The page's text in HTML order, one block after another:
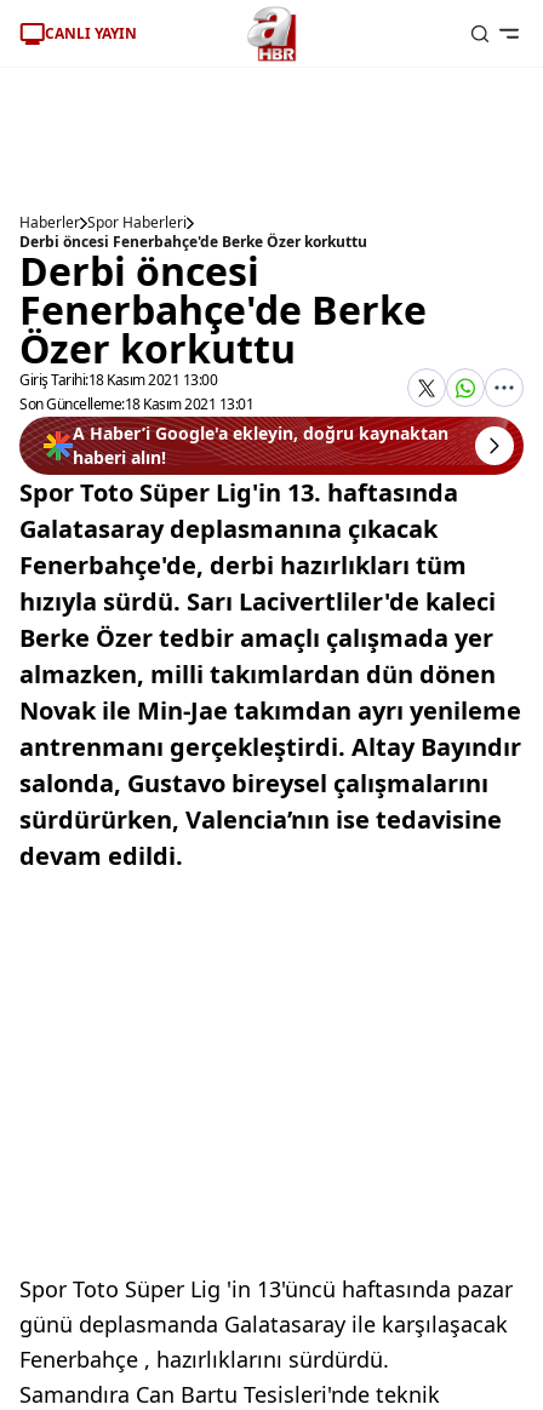
CANLI YAYIN
Haberler Spor Haberleri
Derbi öncesi Fenerbahçe'de Berke Özer korkuttu
Derbi öncesi
Fenerbahçe'de Berke
Özer korkuttu
Giriş Tarihi:18 Kasım 2021 13:00
Son Güncelleme:18 Kasım 2021 13:01
A Haber’i Google'a ekleyin, doğru kaynaktan
haberi alın!
Spor Toto Süper Lig'in 13. haftasında
Galatasaray deplasmanına çıkacak
Fenerbahçe'de, derbi hazırlıkları tüm
hızıyla sürdü. Sarı Lacivertliler'de kaleci
Berke Özer tedbir amaçlı çalışmada yer
almazken, milli takımlardan dün dönen
Novak ile Min-Jae takımdan ayrı yenileme
antrenmanı gerçekleştirdi. Altay Bayındır
salonda, Gustavo bireysel çalışmalarını
sürdürürken, Valencia’nın ise tedavisine
devam edildi.
Spor Toto Süper Lig 'in 13'üncü haftasında pazar
günü deplasmanda Galatasaray ile karşılaşacak
Fenerbahçe , hazırlıklarını sürdürdü.
Samandıra Can Bartu Tesisleri'nde teknik